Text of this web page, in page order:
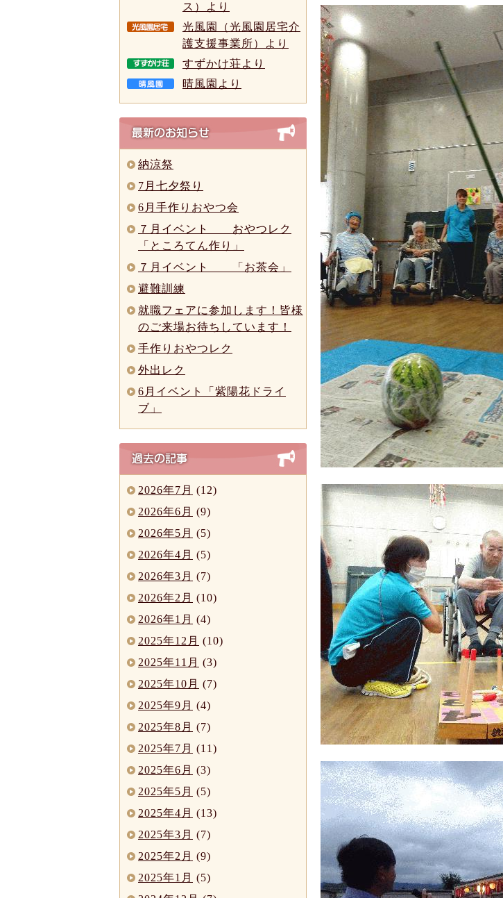
ス）より
光風園（光風園居宅介
護支援事業所）より
すずかけ荘より
晴風園より
納涼祭
7月七夕祭り
6月手作りおやつ会
７月イベント おやつレク
「ところてん作り」
７月イベント 「お茶会」
避難訓練
就職フェアに参加します！皆様
のご来場お待ちしています！
手作りおやつレク
外出レク
6月イベント「紫陽花ドライ
ブ」
2026年7月 (12)
2026年6月 (9)
2026年5月 (5)
2026年4月 (5)
2026年3月 (7)
2026年2月 (10)
2026年1月 (4)
2025年12月 (10)
2025年11月 (3)
2025年10月 (7)
2025年9月 (4)
2025年8月 (7)
2025年7月 (11)
2025年6月 (3)
2025年5月 (5)
2025年4月 (13)
2025年3月 (7)
2025年2月 (9)
2025年1月 (5)